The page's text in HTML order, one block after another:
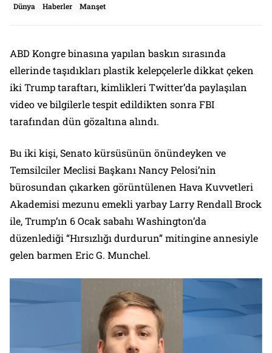
Dünya Haberler Manşet
ABD Kongre binasına yapılan baskın sırasında
ellerinde taşıdıkları plastik kelepçelerle dikkat çeken
iki Trump taraftarı, kimlikleri Twitter’da paylaşılan
video ve bilgilerle tespit edildikten sonra FBI
tarafından dün gözaltına alındı.
Bu iki kişi, Senato kürsüsünün önündeyken ve
Temsilciler Meclisi Başkanı Nancy Pelosi’nin
bürosundan çıkarken görüntülenen Hava Kuvvetleri
Akademisi mezunu emekli yarbay Larry Rendall Brock
ile, Trump’ın 6 Ocak sabahı Washington’da
düzenlediği “Hırsızlığı durdurun” mitingine annesiyle
gelen barmen Eric G. Munchel.